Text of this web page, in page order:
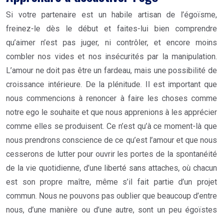
Si votre partenaire est un habile artisan de l’égoïsme,
freinez-le dès le début et faites-lui bien comprendre
qu’aimer n’est pas juger, ni contrôler, et encore moins
combler nos vides et nos insécurités par la manipulation.
L’amour ne doit pas être un fardeau, mais une possibilité de
croissance intérieure. De la plénitude. Il est important que
nous commencions à renoncer à faire les choses comme
notre ego le souhaite et que nous apprenions à les apprécier
comme elles se produisent. Ce n’est qu’à ce moment-là que
nous prendrons conscience de ce qu’est l’amour et que nous
cesserons de lutter pour ouvrir les portes de la spontanéité
de la vie quotidienne, d’une liberté sans attaches, où chacun
est son propre maître, même s’il fait partie d’un projet
commun. Nous ne pouvons pas oublier que beaucoup d’entre
nous, d’une manière ou d’une autre, sont un peu égoïstes